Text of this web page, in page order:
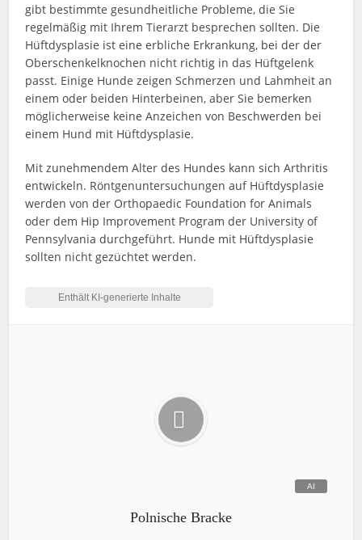
gibt bestimmte gesundheitliche Probleme, die Sie
regelmäßig mit Ihrem Tierarzt besprechen sollten. Die
Hüftdysplasie ist eine erbliche Erkrankung, bei der der
Oberschenkelknochen nicht richtig in das Hüftgelenk
passt. Einige Hunde zeigen Schmerzen und Lahmheit an
einem oder beiden Hinterbeinen, aber Sie bemerken
möglicherweise keine Anzeichen von Beschwerden bei
einem Hund mit Hüftdysplasie.
Mit zunehmendem Alter des Hundes kann sich Arthritis
entwickeln. Röntgenuntersuchungen auf Hüftdysplasie
werden von der Orthopaedic Foundation for Animals
oder dem Hip Improvement Program der University of
Pennsylvania durchgeführt. Hunde mit Hüftdysplasie
sollten nicht gezüchtet werden.
Polnische Bracke